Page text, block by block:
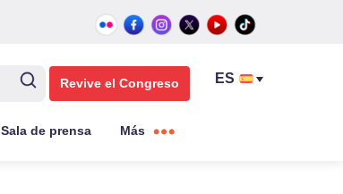
Revive el Congreso
Sala de prensa Más